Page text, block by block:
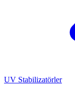
UV Stabilizatörler